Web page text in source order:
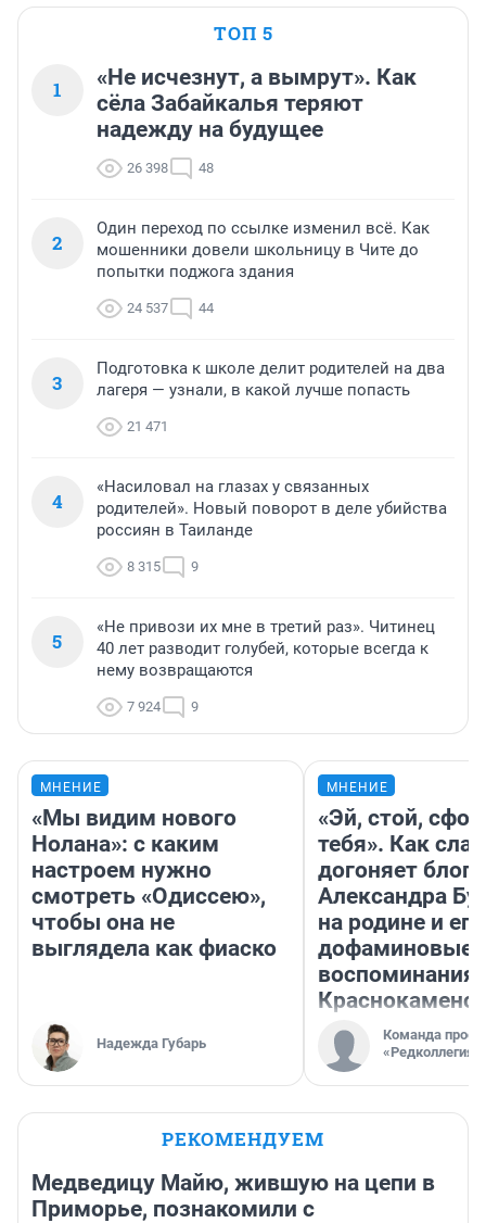
ТОП 5
1
«Не исчезнут, а вымрут». Как
сёла Забайкалья теряют
надежду на будущее
26 398 48
2
Один переход по ссылке изменил всё. Как
мошенники довели школьницу в Чите до
попытки поджога здания
24 537 44
3
Подготовка к школе делит родителей на два
лагеря — узнали, в какой лучше попасть
21 471
4
«Насиловал на глазах у связанных
родителей». Новый поворот в деле убийства
россиян в Таиланде
8 315 9
5
«Не привози их мне в третий раз». Читинец
40 лет разводит голубей, которые всегда к
нему возвращаются
7 924 9
МНЕНИЕ
«Мы видим нового
Нолана»: с каким
настроем нужно
смотреть «Одиссею»,
чтобы она не
выглядела как фиаско
Надежда Губарь
МНЕНИЕ
«Эй, стой,
тебя». Как
догоняет
Александра
на родине и его
дофаминовые
воспоминания
Команда
«Редколлегия»
РЕКОМЕНДУЕМ
Медведицу Майю, жившую на цепи в
Приморье, познакомили с